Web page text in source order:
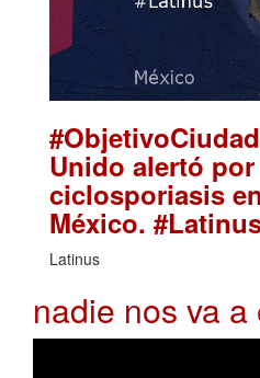
Unido alertó
ciclosporiasis
México.
Latinus
nadie nos va a